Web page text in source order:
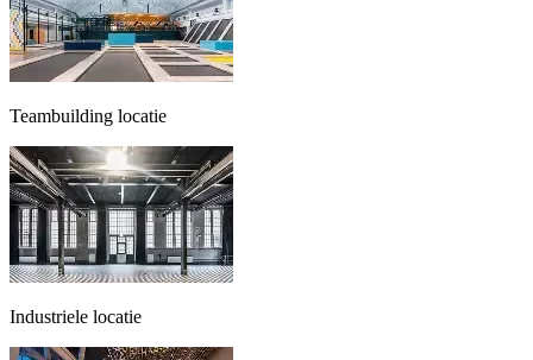
Teambuilding locatie
Industriele locatie